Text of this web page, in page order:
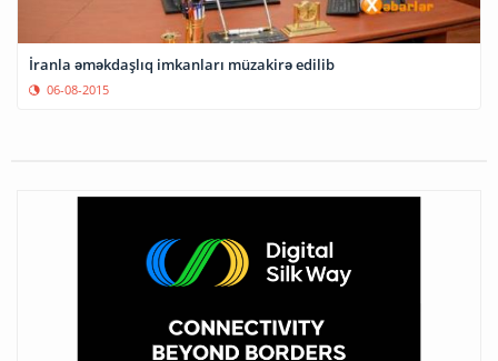
İranla əməkdaşlıq imkanları müzakirə edilib
06-08-2015